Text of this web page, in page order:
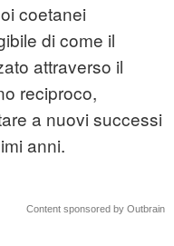
coetanei
di come il
attraverso il
reciproco,
a nuovi successi
anni.
Content sponsored by Outbrain